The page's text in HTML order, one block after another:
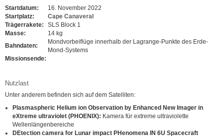
Startdatum:
16. November 2022
Startplatz:
Cape Canaveral
Trägerrakete:
SLS Block 1
Masse:
14 kg
Bahndaten:
Mondvorbeiflüge innerhalb der Lagrange-Punkte des Erde-
Mond-Systems
Missionsende:
Nutzlast
Unter anderem befinden sich auf dem Satelliten:
Plasmaspheric Helium ion Observation by Enhanced New Imager in
eXtreme ultraviolet (PHOENIX): Kamera für extreme ultraviolette
Wellenlängenbereiche
DEtection camera for Lunar impact PHenomena IN 6U Spacecraft